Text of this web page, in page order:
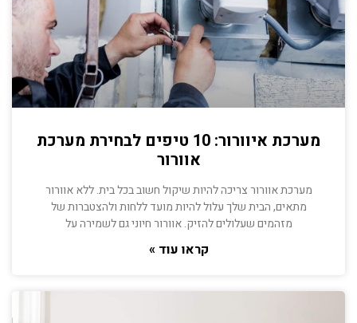
מערכת איוורור: 10 טיפים לבחירת מערכת
אוורור
מערכת אוורור צריכה להיות שיקול חשוב בכל בית. ללא אוורור
מתאים, הבית שלך עלול להיות מועד ללחות ולהצטברות של
מזהמים שעלולים להזיק. אוורור חיוני גם לשמירה על
קראו עוד »